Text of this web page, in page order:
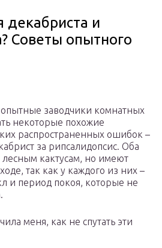
декабриста и
Советы опытного
заводчики комнатных
некоторые похожие
распространенных ошибок –
за рипсалидопсис. Оба
лесным кактусам, но имеют
так как у каждого из них –
и период покоя, которые не
меня, как не спутать эти